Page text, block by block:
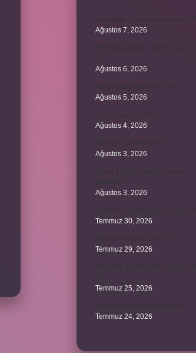
Ağustos 7, 2026
Ağustos 6, 2026
Ağustos 5, 2026
Ağustos 4, 2026
Ağustos 3, 2026
Ağustos 3, 2026
Temmuz 30, 2026
Temmuz 29, 2026
Temmuz 25, 2026
Temmuz 24, 2026